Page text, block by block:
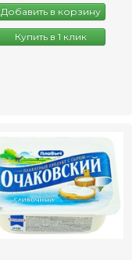
Добавить в корзину
Купить в 1 клик